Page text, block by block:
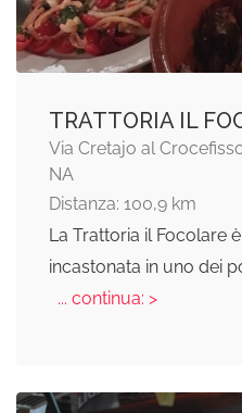
TRATTORIA IL
Via Cretajo al
NA
Distanza: 100,9 km
La Trattoria il Focolare
incastonata in uno dei
... continua: >